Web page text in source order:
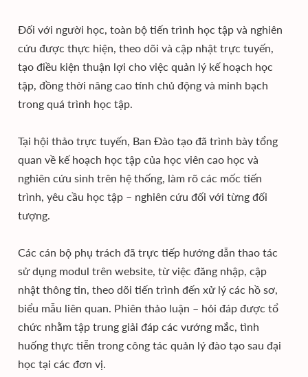
Đối với người học, toàn bộ tiến trình học tập và nghiên
cứu được thực hiện, theo dõi và cập nhật trực tuyến,
tạo điều kiện thuận lợi cho việc quản lý kế hoạch học
tập, đồng thời nâng cao tính chủ động và minh bạch
trong quá trình học tập.
Tại hội thảo trực tuyến, Ban Đào tạo đã trình bày tổng
quan về kế hoạch học tập của học viên cao học và
nghiên cứu sinh trên hệ thống, làm rõ các mốc tiến
trình, yêu cầu học tập – nghiên cứu đối với từng đối
tượng.
Các cán bộ phụ trách đã trực tiếp hướng dẫn thao tác
sử dụng modul trên website, từ việc đăng nhập, cập
nhật thông tin, theo dõi tiến trình đến xử lý các hồ sơ,
biểu mẫu liên quan. Phiên thảo luận – hỏi đáp được tổ
chức nhằm tập trung giải đáp các vướng mắc, tình
huống thực tiễn trong công tác quản lý đào tạo sau đại
học tại các đơn vị.